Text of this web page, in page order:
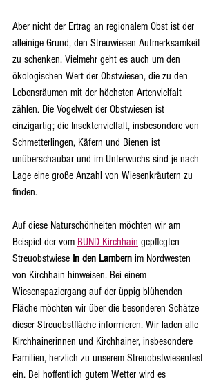
Aber nicht der Ertrag an regionalem Obst ist der
alleinige Grund, den Streuwiesen Aufmerksamkeit
zu schenken. Vielmehr geht es auch um den
ökologischen Wert der Obstwiesen, die zu den
Lebensräumen mit der höchsten Artenvielfalt
zählen. Die Vogelwelt der Obstwiesen ist
einzigartig; die Insektenvielfalt, insbesondere von
Schmetterlingen, Käfern und Bienen ist
unüberschaubar und im Unterwuchs sind je nach
Lage eine große Anzahl von Wiesenkräutern zu
finden.
Auf diese Naturschönheiten möchten wir am
Beispiel der vom BUND Kirchhain gepflegten
Streuobstwiese In den Lambern im Nordwesten
von Kirchhain hinweisen. Bei einem
Wiesenspaziergang auf der üppig blühenden
Fläche möchten wir über die besonderen Schätze
dieser Streuobstfläche informieren. Wir laden alle
Kirchhainerinnen und Kirchhainer, insbesondere
Familien, herzlich zu unserem Streuobstwiesenfest
ein. Bei hoffentlich gutem Wetter wird es